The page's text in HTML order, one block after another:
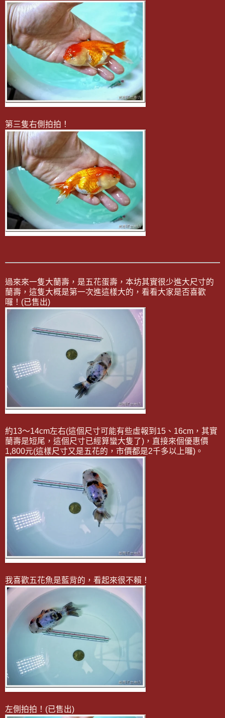
第三隻右側拍拍！
過來來一隻大蘭壽，是五花蛋壽，本坊其實很少進大尺寸的
蘭壽，這隻大概是第一次進這樣大的，看看大家是否喜歡
囉！(已售出)
約13～14cm左右(這個尺寸可能有些虛報到15、16cm，其實
蘭壽是短尾，這個尺寸已經算蠻大隻了)，直接來個優惠價
1,800元(這樣尺寸又是五花的，市價都是2千多以上囉)。
我喜歡五花魚是藍背的，看起來很不賴！
左側拍拍！(已售出)